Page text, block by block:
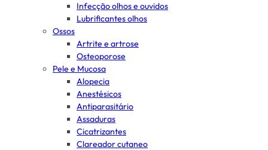
Infecção olhos e ouvidos
Lubrificantes olhos
Ossos
Artrite e artrose
Osteoporose
Pele e Mucosa
Alopecia
Anestésicos
Antiparasitário
Assaduras
Cicatrizantes
Clareador cutaneo